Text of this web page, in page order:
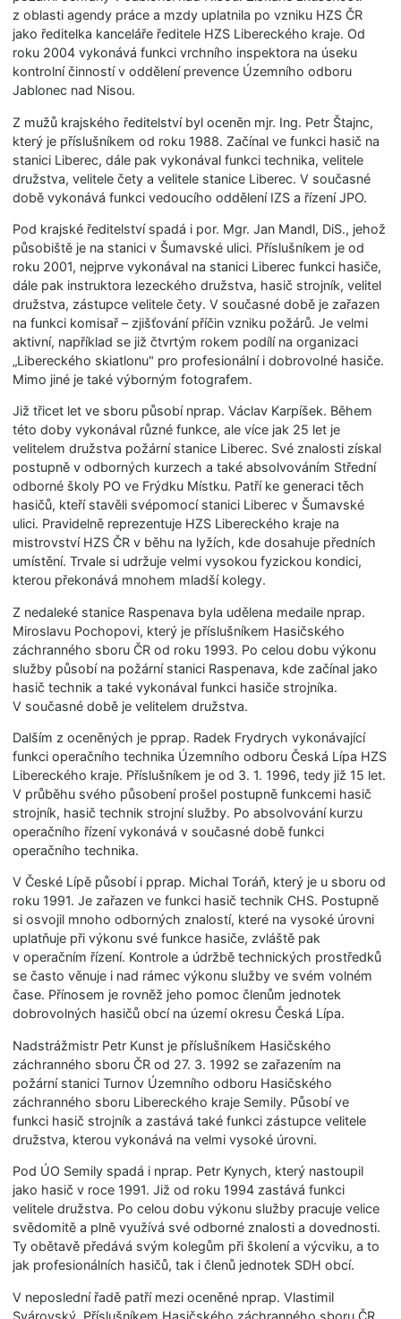
z oblasti agendy práce a mzdy uplatnila po vzniku HZS ČR
jako ředitelka kanceláře ředitele HZS Libereckého kraje. Od
roku 2004 vykonává funkci vrchního inspektora na úseku
kontrolní činností v oddělení prevence Územního odboru
Jablonec nad Nisou.
Z mužů krajského ředitelství byl oceněn mjr. Ing. Petr Štajnc,
který je příslušníkem od roku 1988. Začínal ve funkci hasič na
stanici Liberec, dále pak vykonával funkci technika, velitele
družstva, velitele čety a velitele stanice Liberec. V současné
době vykonává funkci vedoucího oddělení IZS a řízení JPO.
Pod krajské ředitelství spadá i por. Mgr. Jan Mandl, DiS., jehož
působiště je na stanici v Šumavské ulici. Příslušníkem je od
roku 2001, nejprve vykonával na stanici Liberec funkci hasiče,
dále pak instruktora lezeckého družstva, hasič strojník, velitel
družstva, zástupce velitele čety. V současné době je zařazen
na funkci komisař – zjišťování příčin vzniku požárů. Je velmi
aktivní, například se již čtvrtým rokem podílí na organizaci
„Libereckého skiatlonu" pro profesionální i dobrovolné hasiče.
Mimo jiné je také výborným fotografem.
Již třicet let ve sboru působí nprap. Václav Karpíšek. Během
této doby vykonával různé funkce, ale více jak 25 let je
velitelem družstva požární stanice Liberec. Své znalosti získal
postupně v odborných kurzech a také absolvováním Střední
odborné školy PO ve Frýdku Místku. Patří ke generaci těch
hasičů, kteří stavěli svépomocí stanici Liberec v Šumavské
ulici. Pravidelně reprezentuje HZS Libereckého kraje na
mistrovství HZS ČR v běhu na lyžích, kde dosahuje předních
umístění. Trvale si udržuje velmi vysokou fyzickou kondici,
kterou překonává mnohem mladší kolegy.
Z nedaleké stanice Raspenava byla udělena medaile nprap.
Miroslavu Pochopovi, který je příslušníkem Hasičského
záchranného sboru ČR od roku 1993. Po celou dobu výkonu
služby působí na požární stanici Raspenava, kde začínal jako
hasič technik a také vykonával funkci hasiče strojníka.
V současné době je velitelem družstva.
Dalším z oceněných je pprap. Radek Frydrych vykonávající
funkci operačního technika Územního odboru Česká Lípa HZS
Libereckého kraje. Příslušníkem je od 3. 1. 1996, tedy již 15 let.
V průběhu svého působení prošel postupně funkcemi hasič
strojník, hasič technik strojní služby. Po absolvování kurzu
operačního řízení vykonává v současné době funkci
operačního technika.
V České Lípě působí i pprap. Michal Toráň, který je u sboru od
roku 1991. Je zařazen ve funkci hasič technik CHS. Postupně
si osvojil mnoho odborných znalostí, které na vysoké úrovni
uplatňuje při výkonu své funkce hasiče, zvláště pak
v operačním řízení. Kontrole a údržbě technických prostředků
se často věnuje i nad rámec výkonu služby ve svém volném
čase. Přínosem je rovněž jeho pomoc členům jednotek
dobrovolných hasičů obcí na území okresu Česká Lípa.
Nadstrážmistr Petr Kunst je příslušníkem Hasičského
záchranného sboru ČR od 27. 3. 1992 se zařazením na
požární stanici Turnov Územního odboru Hasičského
záchranného sboru Libereckého kraje Semily. Působí ve
funkci hasič strojník a zastává také funkci zástupce velitele
družstva, kterou vykonává na velmi vysoké úrovni.
Pod ÚO Semily spadá i nprap. Petr Kynych, který nastoupil
jako hasič v roce 1991. Již od roku 1994 zastává funkci
velitele družstva. Po celou dobu výkonu služby pracuje velice
svědomitě a plně využívá své odborné znalosti a dovednosti.
Ty obětavě předává svým kolegům při školení a výcviku, a to
jak profesionálních hasičů, tak i členů jednotek SDH obcí.
V neposlední řadě patří mezi oceněné nprap. Vlastimil
Svárovský. Příslušníkem Hasičského záchranného sboru ČR